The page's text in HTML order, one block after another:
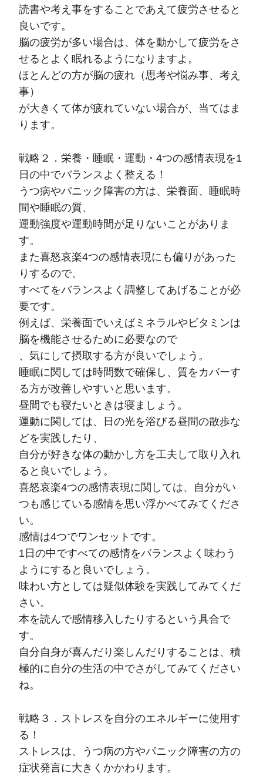
読書や考え事をすることであえて疲労させると
良いです。
脳の疲労が多い場合は、体を動かして疲労をさ
せるとよく眠れるようになりますよ。
ほとんどの方が脳の疲れ（思考や悩み事、考え
事）
が大きくて体が疲れていない場合が、当てはま
ります。
戦略２．栄養・睡眠・運動・4つの感情表現を1
日の中でバランスよく整える！
うつ病やパニック障害の方は、栄養面、睡眠時
間や睡眠の質、
運動強度や運動時間が足りないことがありま
す。
また喜怒哀楽4つの感情表現にも偏りがあった
りするので、
すべてをバランスよく調整してあげることが必
要です。
例えば、栄養面でいえばミネラルやビタミンは
脳を機能させるために必要なので
、気にして摂取する方が良いでしょう。
睡眠に関しては時間数で確保し、質をカバーす
る方が改善しやすいと思います。
昼間でも寝たいときは寝ましょう。
運動に関しては、日の光を浴びる昼間の散歩な
どを実践したり、
自分が好きな体の動かし方を工夫して取り入れ
ると良いでしょう。
喜怒哀楽4つの感情表現に関しては、自分がい
つも感じている感情を思い浮かべてみてくださ
い。
感情は4つでワンセットです。
1日の中ですべての感情をバランスよく味わう
ようにすると良いでしょう。
味わい方としては疑似体験を実践してみてくだ
さい。
本を読んで感情移入したりするという具合で
す。
自分自身が喜んだり楽しんだりすることは、積
極的に自分の生活の中でさがしてみてください
ね。
戦略３．ストレスを自分のエネルギーに使用す
る！
ストレスは、うつ病の方やパニック障害の方の
症状発言に大きくかかわります。